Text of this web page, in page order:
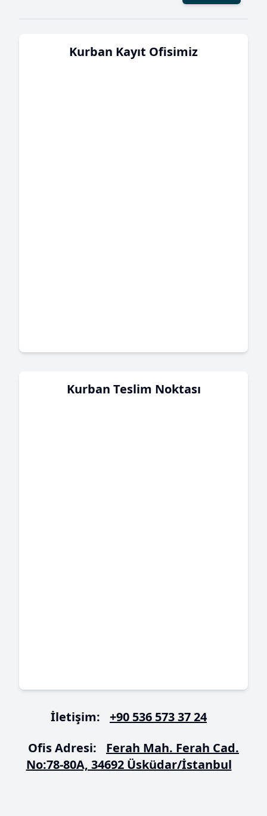
Kurban Kayıt Ofisimiz
Kurban Teslim Noktası
İletişim:
+90 536 573 37 24
Ofis Adresi:
Ferah Mah. Ferah Cad.
No:78-80A, 34692 Üsküdar/İstanbul